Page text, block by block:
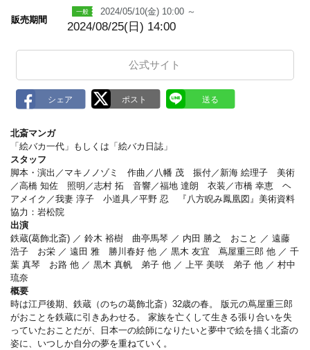
販売期間
2024/05/10(金) 10:00 ～
2024/08/25(日) 14:00
公式サイト
北斎マンガ
「絵バカ一代」もしくは「絵バカ日誌」
スタッフ
脚本・演出／マキノノゾミ 作曲／八幡 茂 振付／新海 絵理子 美術
／高橋 知佐 照明／志村 拓 音響／福地 達朗 衣装／市橋 幸恵 ヘ
アメイク／我妻 淳子 小道具／平野 忍 『八方睨み鳳凰図』美術資料
協力：岩松院
出演
鉄蔵(葛飾北斎) ／ 鈴木 裕樹 曲亭馬琴 ／ 内田 勝之 おこと ／ 遠藤
浩子 お栄 ／ 遠田 雅 勝川春好 他 ／ 黒木 友宜 蔦屋重三郎 他 ／ 千
葉 真琴 お路 他 ／ 黒木 真帆 弟子 他 ／ 上平 美咲 弟子 他 ／ 村中
琉奈
概要
時は江戸後期、鉄蔵（のちの葛飾北斎）32歳の春。 版元の蔦屋重三郎
がおことを鉄蔵に引きあわせる。 家族を亡くして生きる張り合いを失
っていたおことだが、日本一の絵師になりたいと夢中で絵を描く北斎の
姿に、いつしか自分の夢を重ねていく。